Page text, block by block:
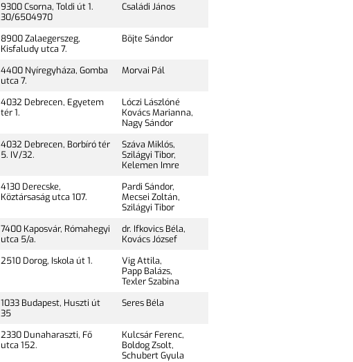
9300 Csorna, Toldi út 1.
30/6504970
Családi János
8900 Zalaegerszeg,
Kisfaludy utca 7.
Böjte Sándor
4400 Nyíregyháza, Gomba
utca 7.
Morvai Pál
4032 Debrecen, Egyetem
tér 1.
Lóczi Lászlóné
Kovács Marianna,
Nagy Sándor
4032 Debrecen, Borbíró tér
5. IV/32.
Száva Miklós,
Szilágyi Tibor,
Kelemen Imre
4130 Derecske,
Köztársaság utca 107.
Pardi Sándor,
Mecsei Zoltán,
Szilágyi Tibor
7400 Kaposvár, Rómahegyi
utca 5/a.
dr. Ifkovics Béla,
Kovács József
2510 Dorog, Iskola út 1.
Vig Attila,
Papp Balázs,
Texler Szabina
1033 Budapest, Huszti út
35
Seres Béla
2330 Dunaharaszti, Fő
utca 152.
Kulcsár Ferenc,
Boldog Zsolt,
Schubert Gyula